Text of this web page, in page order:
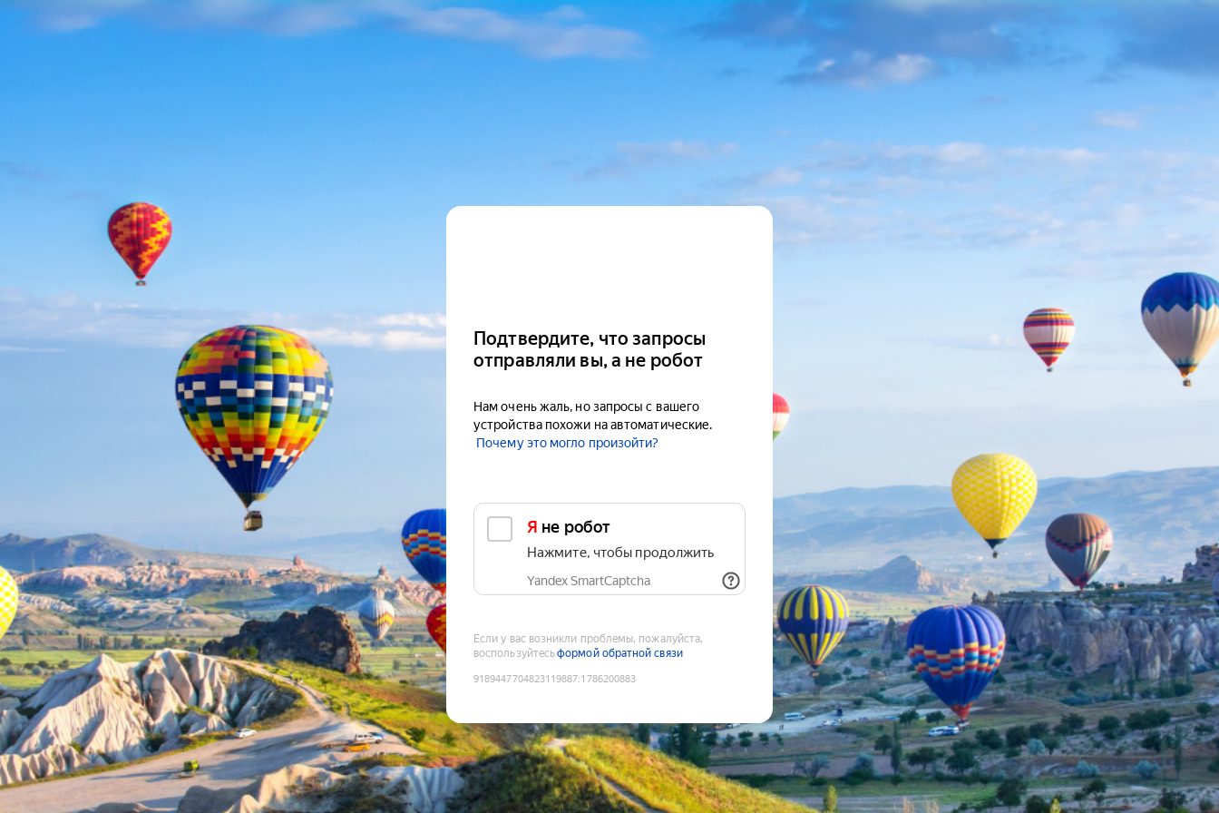
Подтвердите, что запросы
отправляли вы, а не робот
Нам очень жаль, но запросы с вашего
устройства похожи на автоматические.
Почему это могло произойти?
Я не робот
Нажмите, чтобы продолжить
Yandex SmartCaptcha
Если у вас возникли проблемы, пожалуйста,
воспользуйтесьформой обратной связи
9189447704823119887:1786200883